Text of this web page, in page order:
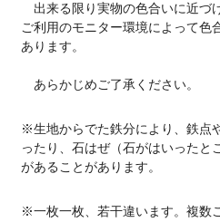
出来る限り実物の色合いに近づ
ご利用のモニター環境によって色
あります。
あらかじめご了承ください。
※生地からでた鉄分により、鉄点
ったり、石はぜ（石がはいったと
があることがあります。
※一枚一枚、若干違います。複数